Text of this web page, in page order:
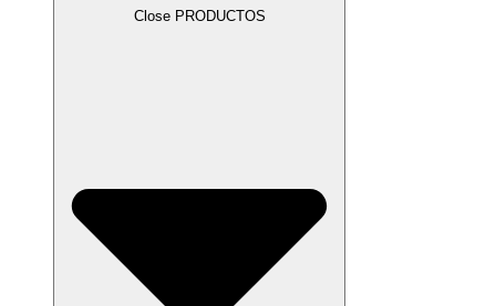
Close PRODUCTOS